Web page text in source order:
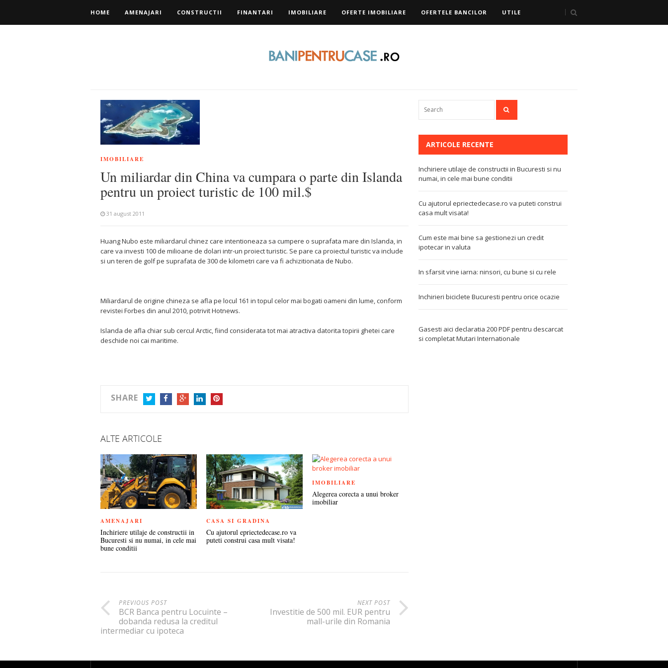
HOME AMENAJARI CONSTRUCTII FINANTARI IMOBILIARE OFERTE IMOBILIARE OFERTELE BANCILOR UTILE
IMOBILIARE
Un miliardar din China va cumpara o parte din Islanda
pentru un proiect turistic de 100 mil.$
31 august 2011
Huang Nubo este miliardarul chinez care intentioneaza sa cumpere o suprafata mare din Islanda, in
care va investi 100 de milioane de dolari intr-un proiect turistic. Se pare ca proiectul turistic va include
si un teren de golf pe suprafata de 300 de kilometri care va fi achizitionata de Nubo.
Miliardarul de origine chineza se afla pe locul 161 in topul celor mai bogati oameni din lume, conform
revistei Forbes din anul 2010, potrivit Hotnews.
Islanda de afla chiar sub cercul Arctic, fiind considerata tot mai atractiva datorita topirii ghetei care
deschide noi cai maritime.
SHARE
ALTE ARTICOLE
AMENAJARI
Inchiriere utilaje de constructii in
Bucuresti si nu numai, in cele mai
bune conditii
CASA SI GRADINA
Cu ajutorul epriectedecase.ro va
puteti construi casa mult visata!
IMOBILIARE
Alegerea corecta a unui broker
imobiliar
PREVIOUS POST
BCR Banca pentru Locuinte –
dobanda redusa la creditul
intermediar cu ipoteca
NEXT POST
Investitie de 500 mil. EUR pentru
mall-urile din Romania
ARTICOLE RECENTE
Inchiriere utilaje de constructii in Bucuresti si nu
numai, in cele mai bune conditii
Cu ajutorul epriectedecase.ro va puteti construi
casa mult visata!
Cum este mai bine sa gestionezi un credit
ipotecar in valuta
In sfarsit vine iarna: ninsori, cu bune si cu rele
Inchirieri biciclete Bucuresti pentru orice ocazie
Gasesti aici declaratia 200 PDFpentru descarcat
si completatMutari Internationale